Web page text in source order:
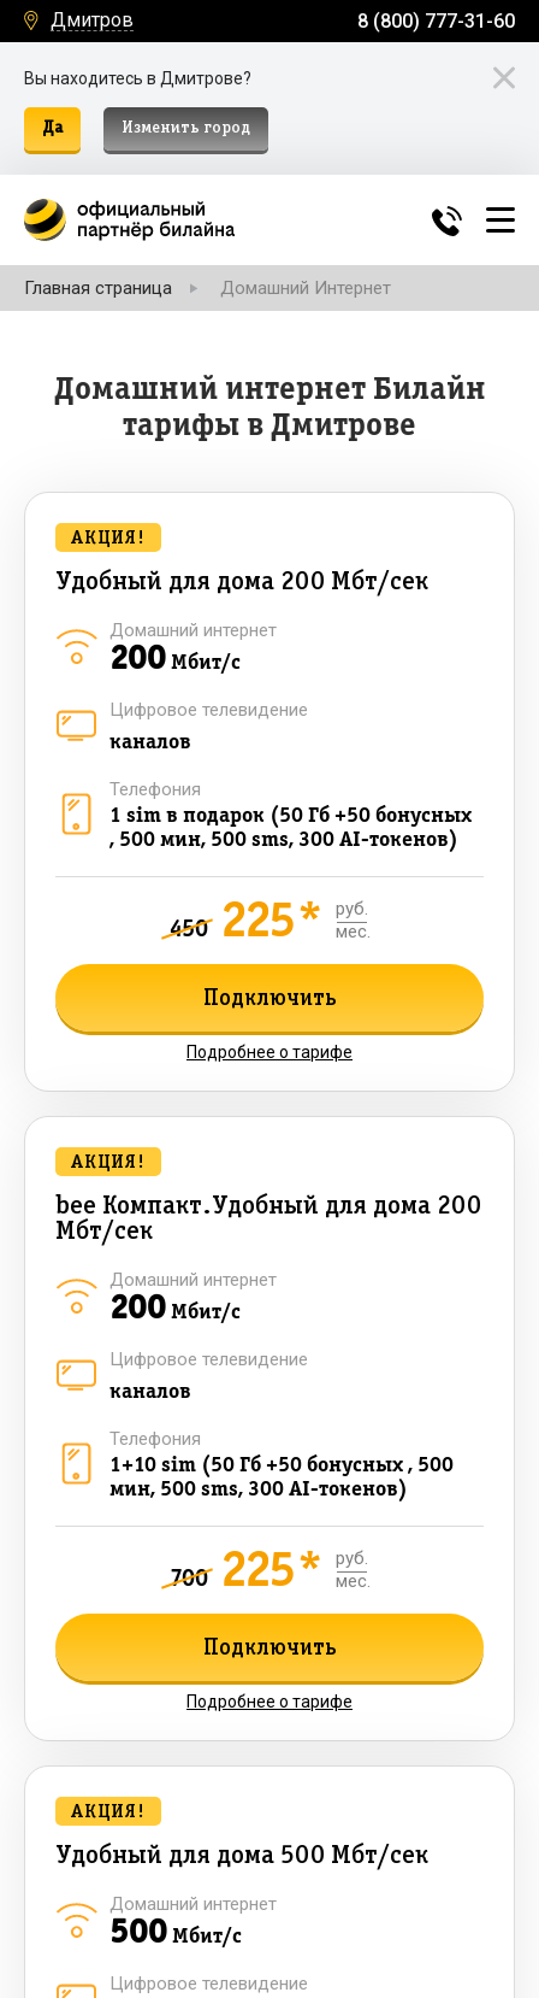
Дмитров 8 (800) 777-31-60
Вы находитесь в Дмитрове?
Да Изменить город
Главная страница Домашний Интернет
Домашний интернет Билайн
тарифы в Дмитрове
Удобный для дома 200 Мбт/сек
АКЦИЯ!
200Мбит/с
Домашний интернет
каналов
Цифровое телевидение
1 sim в подарок (50 Гб +50 бонусных
, 500 мин, 500 sms, 300 AI-токенов)
Телефония
450 225*
руб.
мес.
Подключить
Подробнее о тарифе
bee Компакт.Удобный для дома 200
Мбт/сек
АКЦИЯ!
200Мбит/с
Домашний интернет
каналов
Цифровое телевидение
1+10 sim (50 Гб +50 бонусных , 500
мин, 500 sms, 300 AI-токенов)
Телефония
700 225*
руб.
мес.
Подключить
Подробнее о тарифе
Удобный для дома 500 Мбт/сек
АКЦИЯ!
500Мбит/с
Домашний интернет
Цифровое телевидение